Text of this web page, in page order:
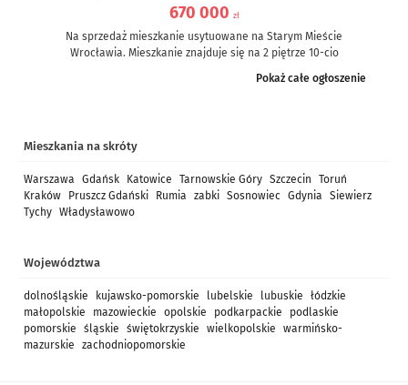
670 000 zł
Na sprzedaż mieszkanie usytuowane na Starym Mieście
Wrocławia. Mieszkanie znajduje się na 2 piętrze 10-cio
Pokaż całe ogłoszenie
Mieszkania na skróty
Warszawa Gdańsk Katowice Tarnowskie Góry Szczecin
Toruń
Kraków
Pruszcz Gdański Rumia zabki Sosnowiec Gdynia
Siewierz
Tychy Władysławowo
Województwa
dolnośląskie kujawsko-pomorskie lubelskie lubuskie
łódzkie
małopolskie
mazowieckie opolskie podkarpackie
podlaskie
pomorskie
śląskie świętokrzyskie wielkopolskie
warmińsko-
mazurskie
zachodniopomorskie